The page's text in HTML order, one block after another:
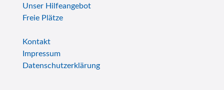
Unser Hilfeangebot
Freie Plätze
Kontakt
Impressum
Datenschutzerklärung